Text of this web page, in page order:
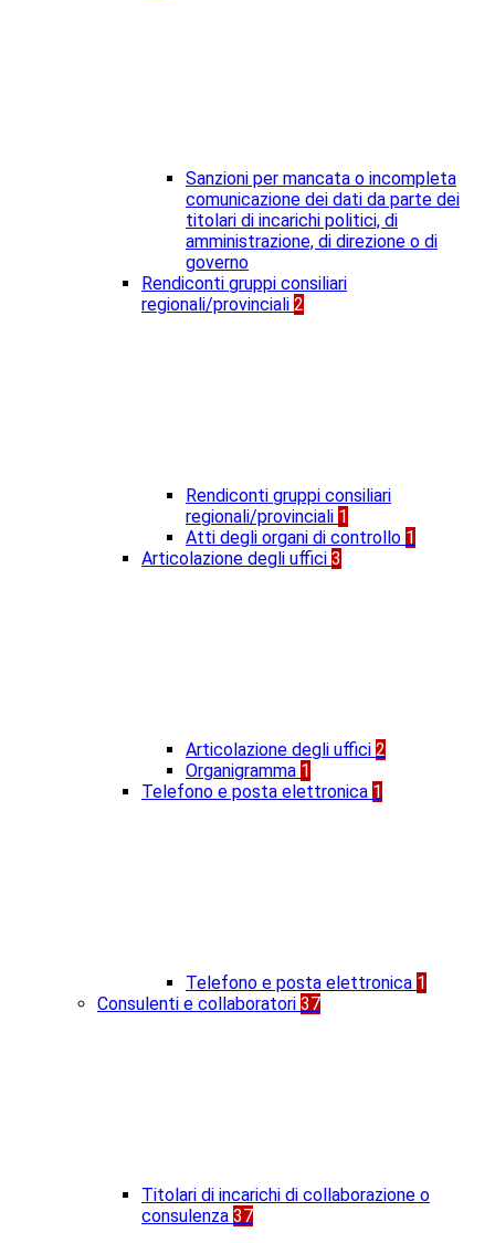
Sanzioni per mancata o incompleta
comunicazione dei dati da parte dei
titolari di incarichi politici, di
amministrazione, di direzione o di
governo
Rendiconti gruppi consiliari
regionali/provinciali 2
Rendiconti gruppi consiliari
regionali/provinciali 1
Atti degli organi di controllo 1
Articolazione degli uffici 3
Articolazione degli uffici 2
Organigramma 1
Telefono e posta elettronica 1
Telefono e posta elettronica 1
Consulenti e collaboratori 37
Titolari di incarichi di collaborazione o
consulenza 37